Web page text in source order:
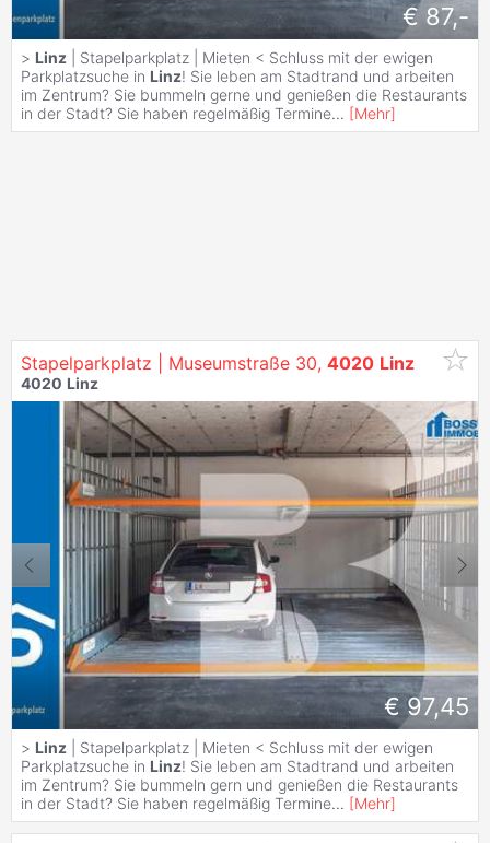
€ 87,-
> Linz | Stapelparkplatz | Mieten < Schluss mit der ewigen
Parkplatzsuche in Linz! Sie leben am Stadtrand und arbeiten
im Zentrum? Sie bummeln gerne und genießen die Restaurants
in der Stadt? Sie haben regelmäßig Termine... [Mehr]
Stapelparkplatz | Museumstraße 30, 4020 Linz
4020 Linz
€ 97,45
> Linz | Stapelparkplatz | Mieten < Schluss mit der ewigen
Parkplatzsuche in Linz! Sie leben am Stadtrand und arbeiten
im Zentrum? Sie bummeln gern und genießen die Restaurants
in der Stadt? Sie haben regelmäßig Termine... [Mehr]